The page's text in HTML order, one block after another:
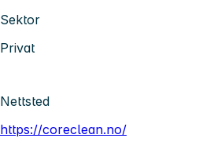
Sektor
Privat
Nettsted
https://coreclean.no/